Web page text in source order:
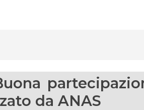
da ANAS